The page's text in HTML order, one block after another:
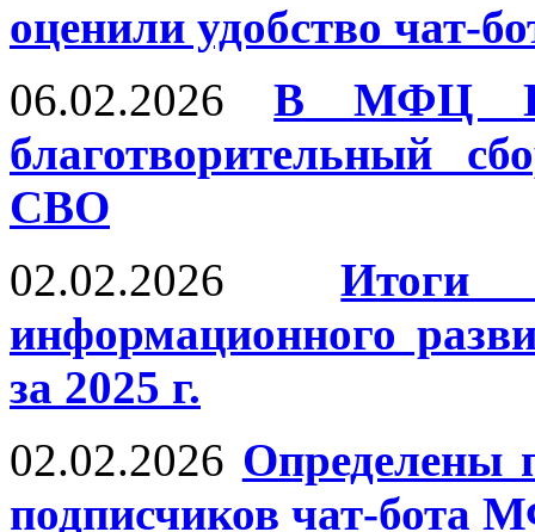
оценили удобство
06.02.2026
В МФЦ
благотворительный
СВО
02.02.2026
Итоги
информационного
за 2025 г.
02.02.2026 Определены
подписчиков чат-бота